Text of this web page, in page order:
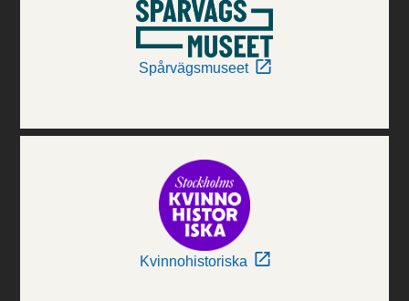
Spårvägsmuseet
Kvinnohistoriska